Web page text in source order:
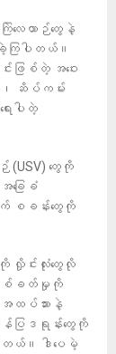
ြဲလေယာဉ်တွေနဲ့
ကြပါတယ်။
ဖြစ်တဲ့ အဝေး
၊ ဆိပ်ကမ်း
ပါတဲ့
(USV) တွေကို
ခြေခံ
က် စခန်းတွေကို
လှိုင်းလုံးတွေလို
စ်ခတ်မှုကို
ထပ်သားနဲ့
ပြဒရုန်းတွေကို
တယ်။ ဒါပေမဲ့